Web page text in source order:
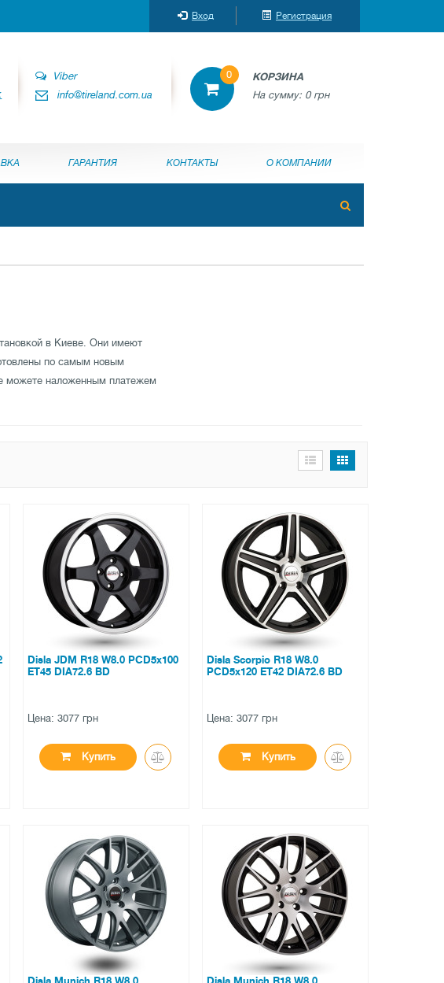
Вход Регистрация
Viber
info@tireland.com.ua
0
КОРЗИНА
На сумму: 0 грн
ГАРАНТИЯ КОНТАКТЫ О КОМПАНИИ
в Киеве. Они имеют
по самым новым
можете наложенным платежем
Disla JDM R18 W8.0 PCD5x100
ET45 DIA72.6 BD
Цена: 3077 грн
Купить
нет в наличии
0 отзывов
Disla Scorpio R18 W8.0
PCD5x120 ET42 DIA72.6 BD
Цена: 3077 грн
Купить
нет в наличии
0 отзывов